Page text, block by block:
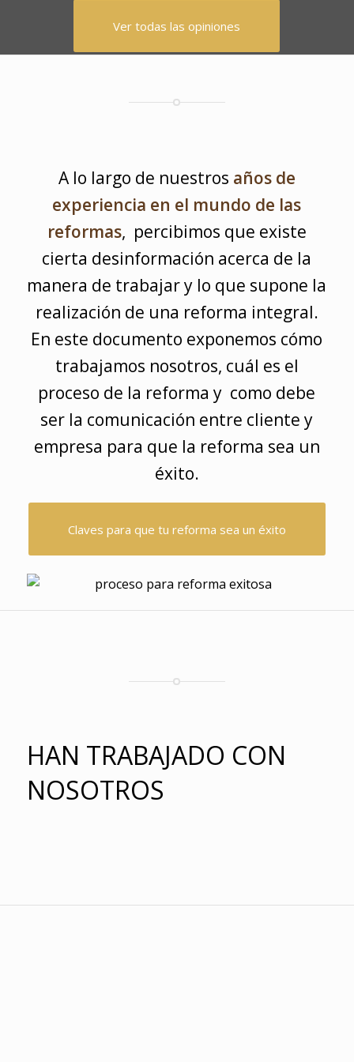
Ver todas las opiniones
A lo largo de nuestros años de
experiencia en el mundo de las
reformas, percibimos que existe
cierta desinformación acerca de la
manera de trabajar y lo que supone la
realización de una reforma integral.
En este documento exponemos cómo
trabajamos nosotros, cuál es el
proceso de la reforma y como debe
ser la comunicación entre cliente y
empresa para que la reforma sea un
éxito.
Claves para que tu reforma sea un éxito
HAN TRABAJADO CON
NOSOTROS